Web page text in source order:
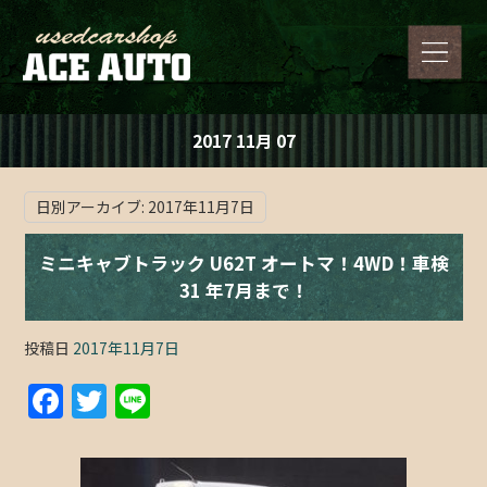
2017 11月 07
日別アーカイブ: 2017年11月7日
ミニキャブトラック U62T オートマ！4WD！車検
31 年7月まで！
投稿日 2017年11月7日
F
a
c
T
w
itte